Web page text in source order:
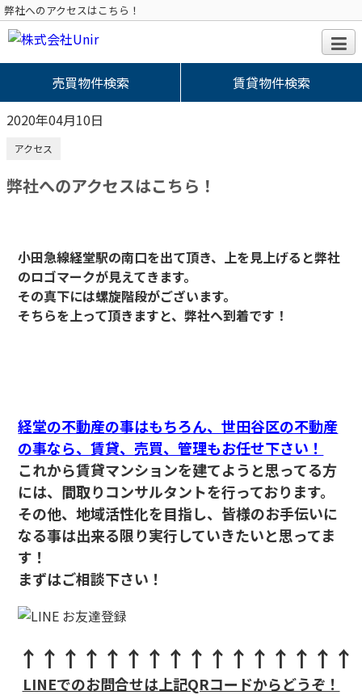
弊社へのアクセスはこちら！
売買物件検索
賃貸物件検索
2020年04月10日
アクセス
弊社へのアクセスはこちら！
小田急線経堂駅の南口を出て頂き、上を見上げると弊社
のロゴマークが見えてきます。
その真下には螺旋階段がございます。
そちらを上って頂きますと、弊社へ到着です！
経堂の不動産の事はもちろん、世田谷区の不動産
の事なら、賃貸、売買、管理もお任せ下さい！
これから賃貸マンションを建てようと思ってる方
には、間取りコンサルタントを行っております。
その他、地域活性化を目指し、皆様のお手伝いに
なる事は出来る限り実行していきたいと思ってま
す！
まずはご相談下さい！
↑↑↑↑↑↑↑↑↑↑↑↑↑↑↑↑
LINEでのお問合せは上記QRコードからどうぞ！